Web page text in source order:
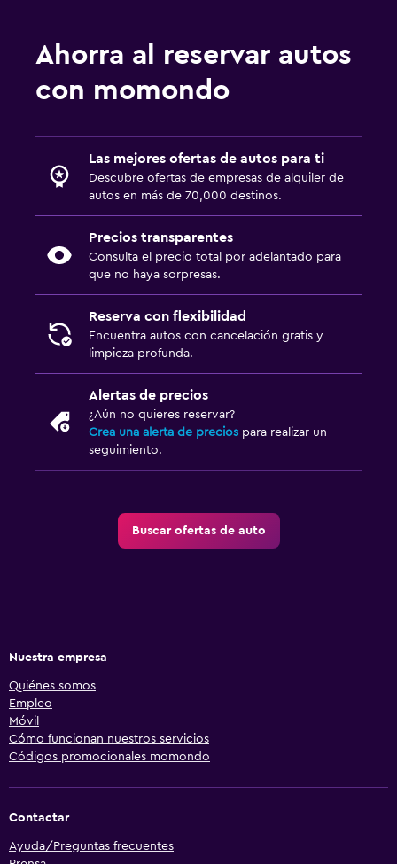
Ahorra al reservar autos
con momondo
Las mejores ofertas de autos para ti
Descubre ofertas de empresas de alquiler de
autos en más de 70,000 destinos.
Precios transparentes
Consulta el precio total por adelantado para
que no haya sorpresas.
Reserva con flexibilidad
Encuentra autos con cancelación gratis y
limpieza profunda.
Alertas de precios
¿Aún no quieres reservar?
Crea una alerta de precios para realizar un
seguimiento.
Buscar ofertas de auto
Nuestra empresa
Quiénes somos
Empleo
Móvil
Cómo funcionan nuestros servicios
Códigos promocionales momondo
Contactar
Ayuda/Preguntas frecuentes